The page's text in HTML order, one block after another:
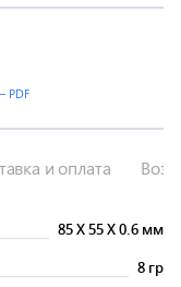
PDF
и оплата
85X55X0.6 мм
8 гр